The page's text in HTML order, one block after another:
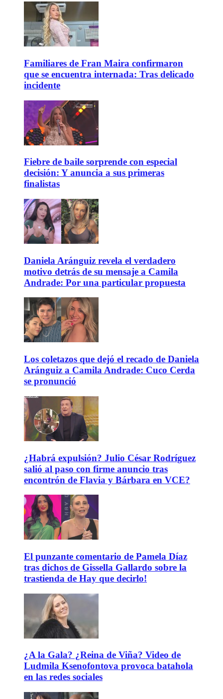
Familiares de Fran Maira confirmaron
que se encuentra internada: Tras delicado
incidente
Fiebre de baile sorprende con especial
decisión: Y anuncia a sus primeras
finalistas
Daniela Aránguiz revela el verdadero
motivo detrás de su mensaje a Camila
Andrade: Por una particular propuesta
Los coletazos que dejó el recado de Daniela
Aránguiz a Camila Andrade: Cuco Cerda
se pronunció
¿Habrá expulsión? Julio César Rodríguez
salió al paso con firme anuncio tras
encontrón de Flavia y Bárbara en VCE?
El punzante comentario de Pamela Díaz
tras dichos de Gissella Gallardo sobre la
trastienda de Hay que decirlo!
¿A la Gala? ¿Reina de Viña? Video de
Ludmila Ksenofontova provoca batahola
en las redes sociales